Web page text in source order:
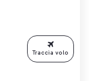
Traccia volo